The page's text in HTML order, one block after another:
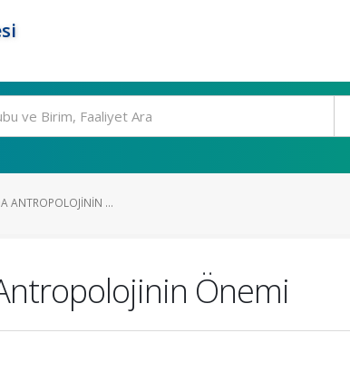
ANTROPOLOJININ ...
Önemi